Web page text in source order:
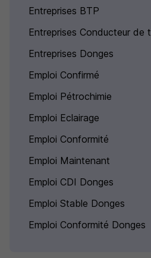
Entreprises BTP
Entreprises Conducteur de
Entreprises Donges
Emploi Confirmé
Emploi Pétrochimie
Emploi Eclairage
Emploi Conformité
Emploi Maintenant
Emploi CDI Donges
Emploi Stable Donges
Emploi Conformité Donges